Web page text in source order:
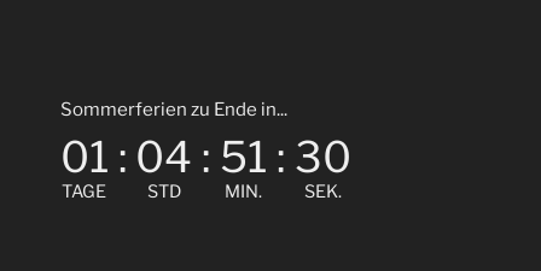
Sommerferien zu Ende in...
01
TAGE
: 04
STD
: 51
MIN.
: 29
SEK.